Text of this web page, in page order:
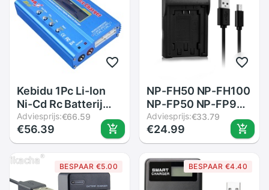
Kebidu 1Pc Li-Ion
Ni-Cd Rc Batterij
Imax B6 Lipro Nimh
Balance Digital
Charger Discharger
Voor Nimh Nicd
batterij 60W Max
Adviesprijs:€66.59
€56.39
NP-FH50 NP-FH100
NP-FP50 NP-FP90
NP-FV50 NP-FV100
NP-FH40 USB
oplader Voor Sony
a230 a290 a330
a380 a390 Camera
Batterij oplader
Adviesprijs:€33.79
€24.99
BESPAAR €5.00 BESPAAR €4.40